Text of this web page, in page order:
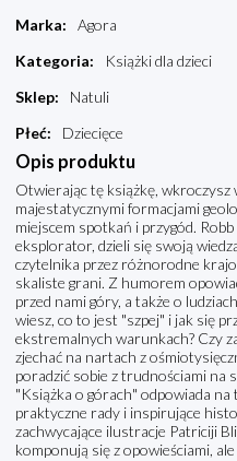
Marka:
Agora
Kategoria:
Książki dla dzieci
Sklep:
Natuli
Płeć: Dziecięce
Opis produktu
Otwierając tę książkę, wkroczysz
majestatycznymi formacjami
miejscem spotkań i przygód.
eksplorator, dzieli się swoją
czytelnika przez różnorodne
skaliste grani. Z humorem
przed nami góry, a także o
wiesz, co to jest "szpej" i jak się
ekstremalnych warunkach? Czy
zjechać na nartach z
poradzić sobie z trudnościami na
"Książka o górach" odpowiada
praktyczne rady i inspirujące
zachwycające ilustracje Patriciji
komponują się z opowieściami,